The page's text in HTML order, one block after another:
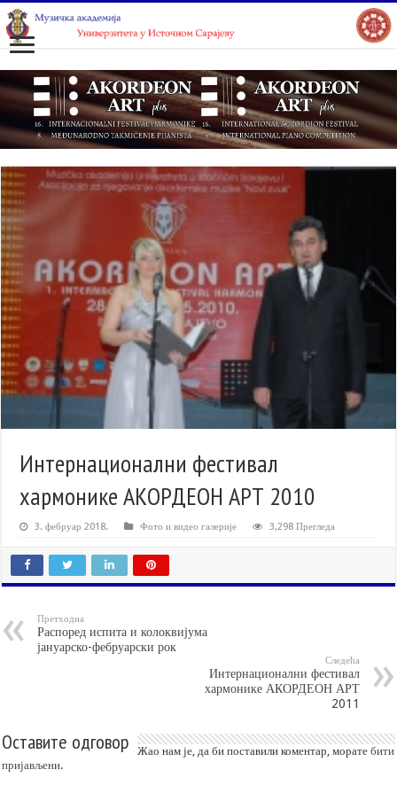
Интернационални фестивал
хармонике АКОРДЕОН АРТ 2010
3. фебруар 2018. Фото и видео галерије 3,298 Прегледа
Претходна
Распоред испита и колоквијума
јануарско-фебруарски рок
Следећа
Интернационални фестивал
хармонике АКОРДЕОН АРТ
2011
Оставите одговор Жао нам је, да би поставили коментар, моратебити
пријављени.